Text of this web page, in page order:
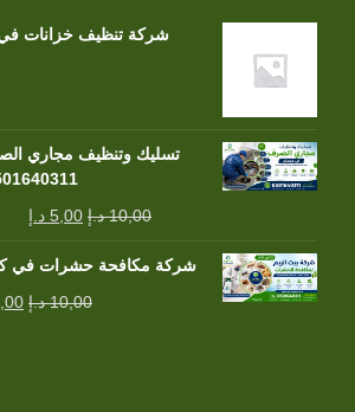
شركة تنظيف خزانات
تسليك وتنظيف مجاري
10,00 د.إ 5,00 د.إ
شركة مكافحة حشرات في كلباء :
10,00 د.إ